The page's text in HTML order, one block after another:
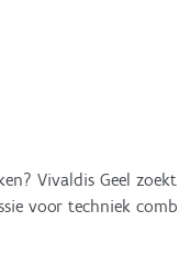
Vivaldis Geel
voor techniek